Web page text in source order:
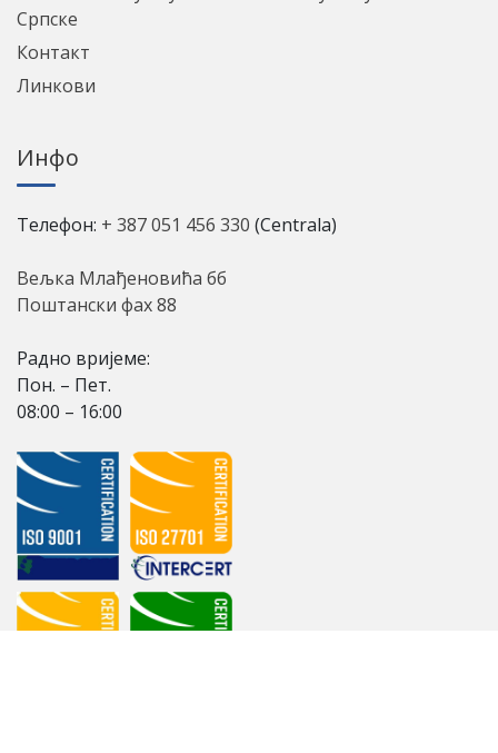
Српске
Контакт
Линкови
Инфо
Телефон: + 387 051 456 330 (Centrala)
Вељка Млађеновића бб
Поштански фах 88
Радно вријеме:
Пон. – Пет.
08:00 – 16:00